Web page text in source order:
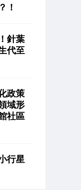
！
針葉
代至
政策
域形
社區
行星